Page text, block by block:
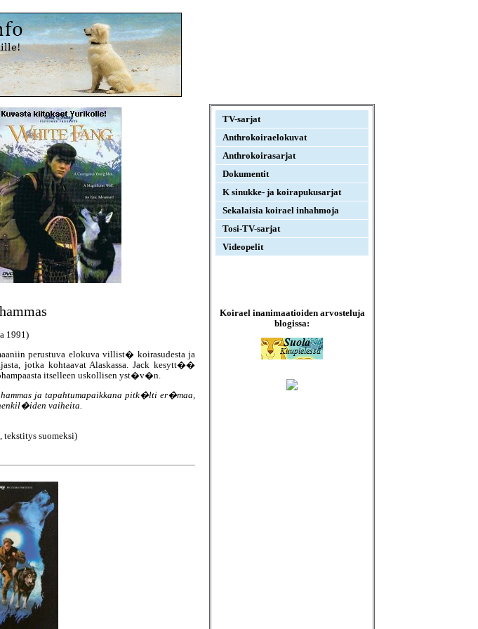
TV-sarjat
Anthrokoiraelokuvat
Anthrokoirasarjat
Dokumentit
K sinukke- ja koirapukusarjat
Sekalaisia koirael inhahmoja
Tosi-TV-sarjat
Videopelit
Koirael inanimaatioiden arvosteluja
blogissa:
1991)
perustuva elokuva villist� koirasudesta ja
jotka kohtaavat Alaskassa. Jack kesytt��
itselleen uskollisen yst�v�n.
ja tapahtumapaikkana pitk�lti er�maa,
vaiheita.
tekstitys suomeksi)